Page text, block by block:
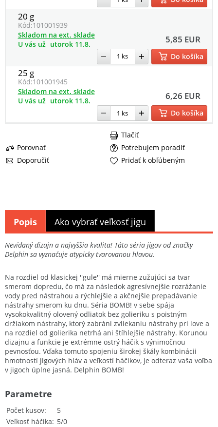
20 g
Kód:101001939
5,85 EUR
Skladom na ext. sklade
U vás už utorok 11.8.
Do košíka
25 g
Kód:101001945
6,26 EUR
Skladom na ext. sklade
U vás už utorok 11.8.
Do košíka
Porovnať
Potrebujem poradiť
Doporučiť
Tlačiť
Pridať k obľúbeným
Nevídaný dizajn a najvyššia kvalita! Táto séria jigov od značky
Delphin sa vyznačuje atypicky tvarovanou hlavou.
Na rozdiel od klasickej ''gule'' má mierne zužujúci sa tvar
smerom dopredu, čo má za následok agresívnejšie rozrážanie
vody pred nástrahou a rýchlejšie a akčnejšie prepadávanie
nástrahy smerom ku dnu. Séria BOMB! v sebe spája
vysokokvalitný olovený odliatok bez golieriku s poistným
držiakom nástrahy, ktorý zabráni zvliekaniu nástrahy pri love a
na rozdiel od golierika netrhá ani štíhlejšie nástrahy. Korunou
dizajnu a funkcie je extrémne ostrý háčik s výnimočnou
pevnosťou. Vďaka tomuto spojeniu širokej škály kombinácii
hmotností jigových hláv a veľkostí háčikov, je odteraz vaša voľba
v jigoch úplne jasná. Delphin BOMB!
Počet kusov
5
Veľkosť háčika
5/0
Parametre
Popis Ako vybrať veľkosť jigu